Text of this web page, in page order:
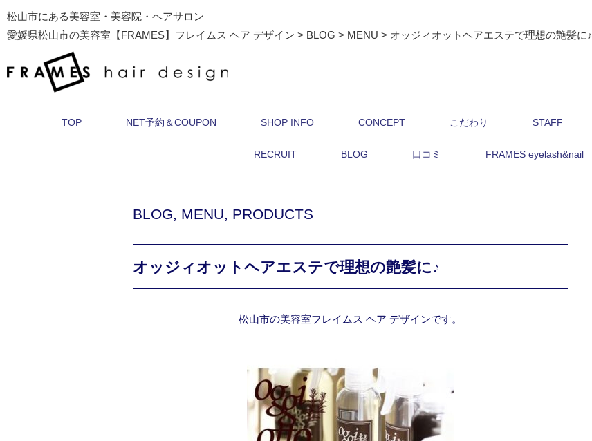
松山市にある美容室・美容院・ヘアサロン
愛媛県松山市の美容室【FRAMES】フレイムス ヘア デザイン > BLOG > MENU > オッジィオットヘアエステで理想の艶髪に♪
TOP NET予約＆COUPON SHOP INFO CONCEPT こだわり STAFF
RECRUIT BLOG 口コミ FRAMES eyelash&nail
BLOG, MENU, PRODUCTS
オッジィオットヘアエステで理想の艶髪に♪
松山市の美容室フレイムス ヘア デザインです。